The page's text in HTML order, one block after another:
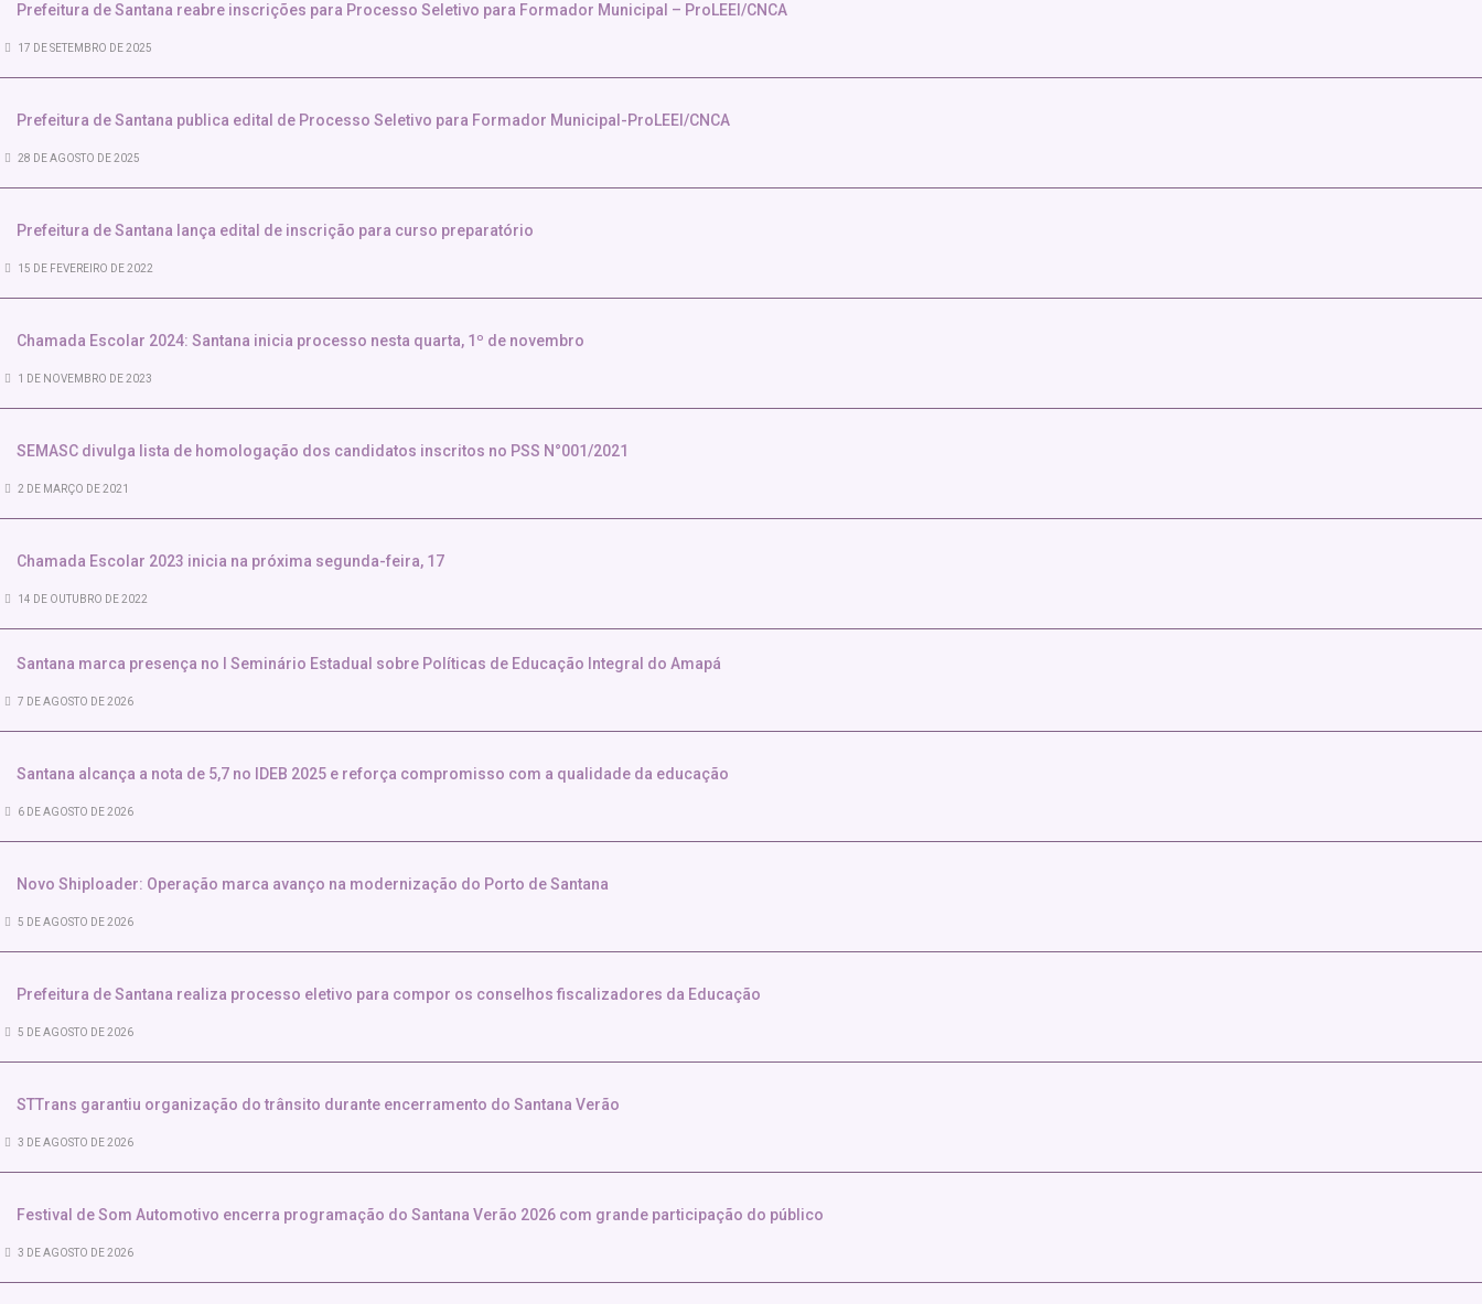
Prefeitura de Santana reabre inscrições para Processo Seletivo para Formador Municipal – ProLEEI/CNCA
17 DE SETEMBRO DE 2025
Prefeitura de Santana publica edital de Processo Seletivo para Formador Municipal-ProLEEI/CNCA
28 DE AGOSTO DE 2025
Prefeitura de Santana lança edital de inscrição para curso preparatório
15 DE FEVEREIRO DE 2022
Chamada Escolar 2024: Santana inicia processo nesta quarta, 1º de novembro
1 DE NOVEMBRO DE 2023
SEMASC divulga lista de homologação dos candidatos inscritos no PSS N°001/2021
2 DE MARÇO DE 2021
Chamada Escolar 2023 inicia na próxima segunda-feira, 17
14 DE OUTUBRO DE 2022
Santana marca presença no I Seminário Estadual sobre Políticas de Educação Integral do Amapá
7 DE AGOSTO DE 2026
Santana alcança a nota de 5,7 no IDEB 2025 e reforça compromisso com a qualidade da educação
6 DE AGOSTO DE 2026
Novo Shiploader: Operação marca avanço na modernização do Porto de Santana
5 DE AGOSTO DE 2026
Prefeitura de Santana realiza processo eletivo para compor os conselhos fiscalizadores da Educação
5 DE AGOSTO DE 2026
STTrans garantiu organização do trânsito durante encerramento do Santana Verão
3 DE AGOSTO DE 2026
Festival de Som Automotivo encerra programação do Santana Verão 2026 com grande participação do público
3 DE AGOSTO DE 2026